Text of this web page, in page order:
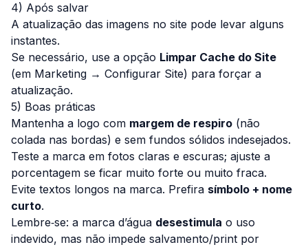
4) Após salvar
A atualização das imagens no site pode levar alguns
instantes.
Se necessário, use a opção Limpar Cache do Site
(em Marketing → Configurar Site) para forçar a
atualização.
5) Boas práticas
Mantenha a logo com margem de respiro (não
colada nas bordas) e sem fundos sólidos indesejados.
Teste a marca em fotos claras e escuras; ajuste a
porcentagem se ficar muito forte ou muito fraca.
Evite textos longos na marca. Prefira símbolo + nome
curto.
Lembre‑se: a marca d’água desestimula o uso
indevido, mas não impede salvamento/print por